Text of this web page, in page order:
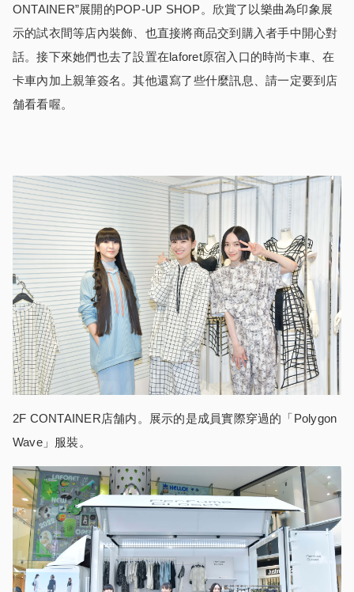
ONTAINER”展開的POP-UP SHOP。欣賞了以樂曲為印象展
示的試衣間等店內裝飾、也直接將商品交到購入者手中開心對
話。接下來她們也去了設置在laforet原宿入口的時尚卡車、在
卡車內加上親筆簽名。其他還寫了些什麼訊息、請一定要到店
舗看看喔。
2F CONTAINER店舗内。展示的是成員實際穿過的「Polygon
Wave」服裝。